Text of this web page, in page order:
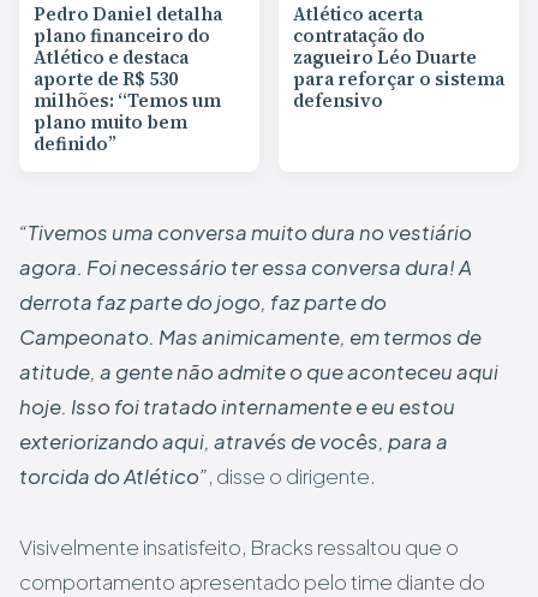
Pedro Daniel detalha
plano financeiro do
Atlético e destaca
aporte de R$ 530
milhões: “Temos um
plano muito bem
definido”
Atlético acerta
contratação do
zagueiro Léo Duarte
para reforçar o sistema
defensivo
“Tivemos uma conversa muito dura no vestiário
agora. Foi necessário ter essa conversa dura! A
derrota faz parte do jogo, faz parte do
Campeonato. Mas animicamente, em termos de
atitude, a gente não admite o que aconteceu aqui
hoje. Isso foi tratado internamente e eu estou
exteriorizando aqui, através de vocês, para a
torcida do Atlético”, disse o dirigente.
Visivelmente insatisfeito, Bracks ressaltou que o
comportamento apresentado pelo time diante do